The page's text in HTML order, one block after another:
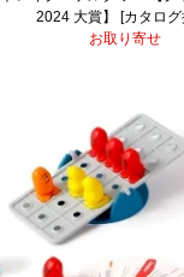
2024 大賞】 [カタログ
お取り寄せ